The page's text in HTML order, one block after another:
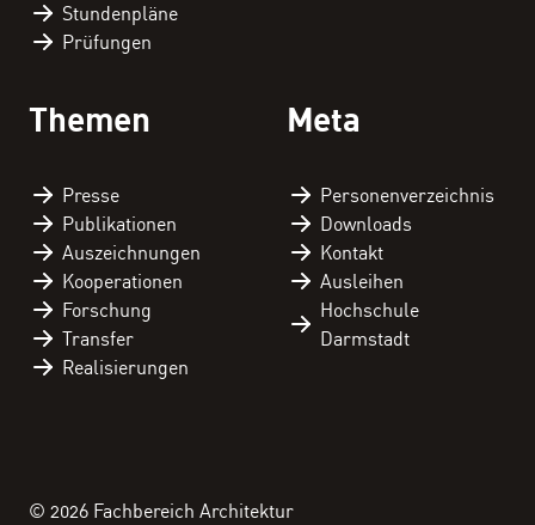
Stundenpläne
Prüfungen
Themen
Presse
Publikationen
Auszeichnungen
Kooperationen
Forschung
Transfer
Realisierungen
Meta
Personen­verzeichnis
Downloads
Kontakt
Ausleihen
Hochschule
Darmstadt
© 2026 Fachbereich Architektur